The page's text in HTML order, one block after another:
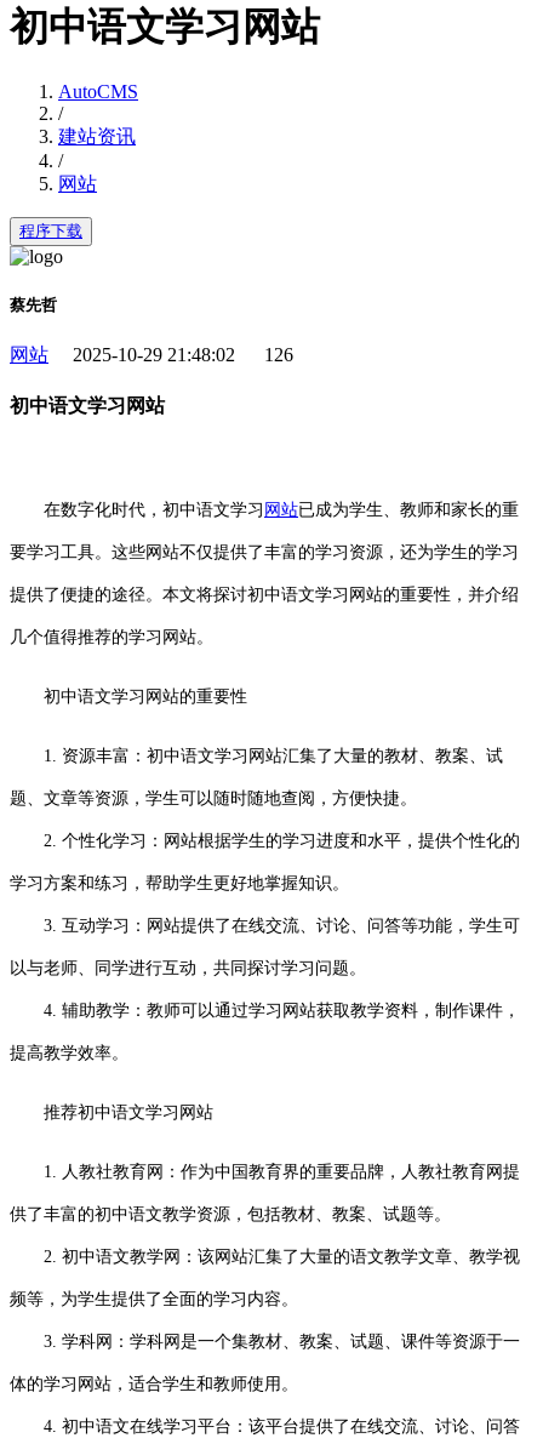
初中语文学习网站
AutoCMS
/
建站资讯
/
网站
程序下载
蔡先哲
网站 2025-10-29 21:48:02 126
初中语文学习网站
在数字化时代，初中语文学习 网站已成为学生、教师和家长的重
要学习工具。这些网站不仅提供了丰富的学习资源，还为学生的学习
提供了便捷的途径。本文将探讨初中语文学习网站的重要性，并介绍
几个值得推荐的学习网站。
初中语文学习网站的重要性
1. 资源丰富：初中语文学习网站汇集了大量的教材、教案、试
题、文章等资源，学生可以随时随地查阅，方便快捷。
2. 个性化学习：网站根据学生的学习进度和水平，提供个性化的
学习方案和练习，帮助学生更好地掌握知识。
3. 互动学习：网站提供了在线交流、讨论、问答等功能，学生可
以与老师、同学进行互动，共同探讨学习问题。
4. 辅助教学：教师可以通过学习网站获取教学资料，制作课件，
提高教学效率。
推荐初中语文学习网站
1. 人教社教育网：作为中国教育界的重要品牌，人教社教育网提
供了丰富的初中语文教学资源，包括教材、教案、试题等。
2. 初中语文教学网：该网站汇集了大量的语文教学文章、教学视
频等，为学生提供了全面的学习内容。
3. 学科网：学科网是一个集教材、教案、试题、课件等资源于一
体的学习网站，适合学生和教师使用。
4. 初中语文在线学习平台：该平台提供了在线交流、讨论、问答